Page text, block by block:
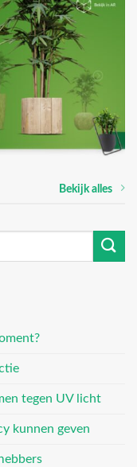
Bekijk alles
tegen UV licht
kunnen geven